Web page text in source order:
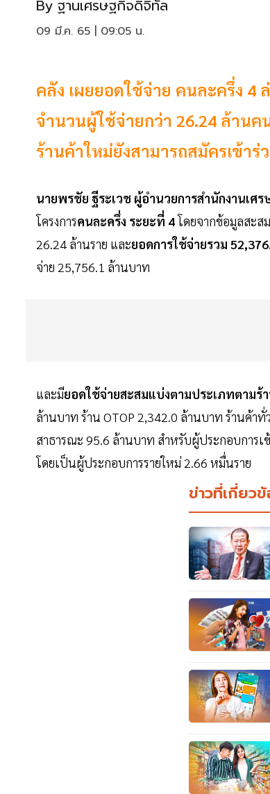
By ฐานเศรษฐกิจดิจิทัล
09 มี.ค. 65 | 09:05 น.
คลัง เผยยอดใช้จ่าย คนละครึ่ง 4
จำนวนผู้ใช้จ่ายกว่า 26.24 ล้านค
ร้านค้าใหม่ยังสามารถสมัครเข้าร่
นายพรชัย ฐีระเวช ผู้อำนวยการสำนักงานเศ
โครงการคนละครึ่ง ระยะที่ 4โดยจากข้อมูลสะ
26.24 ล้านราย และยอดการใช้จ่ายรวม
จ่าย 25,756.1 ล้านบาท
และมียอดใช้จ่ายสะสมแบ่งตามประเภทตามร้
ล้านบาท ร้าน OTOP 2,342.0 ล้านบาท ร้านค้า
สาธารณะ 95.6 ล้านบาท สำหรับผู้ประกอบการเ
โดยเป็นผู้ประกอบการรายใหม่ 2.66 หมื่นราย
ข่าวที่เกี่ยว